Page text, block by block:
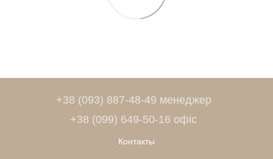
+38 (093) 887-48-49 менеджер
+38 (099) 649-50-16 офіс
Контакты